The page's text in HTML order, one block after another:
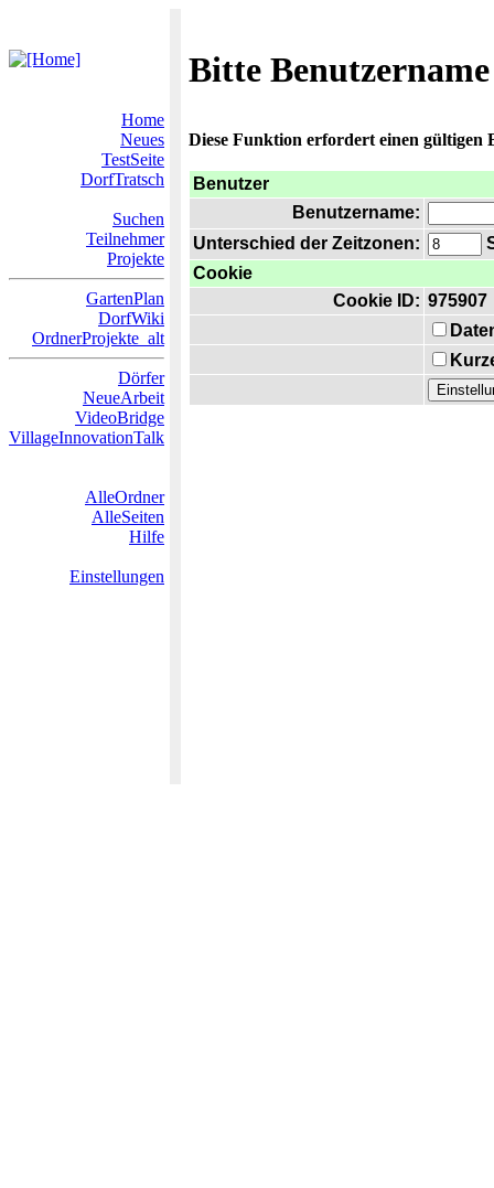
Bitte
Home
Neues
TestSeite
DorfTratsch
Suchen
Teilnehmer
Projekte
GartenPlan
DorfWiki
OrdnerProjekte_alt
Dörfer
NeueArbeit
VideoBridge
VillageInnovationTalk
AlleOrdner
AlleSeiten
Hilfe
Einstellungen
Diese Funktion erfordert einen gültigen
Benutzer
Benutzername:
Unterschied der Zeitzonen:
Cookie
Cookie ID: 975907